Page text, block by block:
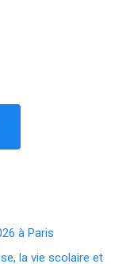
à Paris
la vie scolaire et